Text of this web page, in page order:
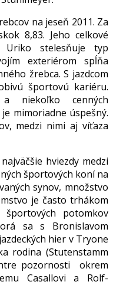
na jeseň 2011. Za
8,83. Jeho celkové
stelesňuje typ
exteriérom spĺňa
žrebca. S jazdcom
športovú kariéru.
niekoľko cenných
mimoriadne úspešný.
medzi nimi aj víťaza
hviezdy medzi
športových koní na
synov, množstvo
je často trhákom
potomkov
sa s Bronislavom
hier v Tryone
rodina (Stutenstamm
pozornosti okrem
Casallovi a Rolf-